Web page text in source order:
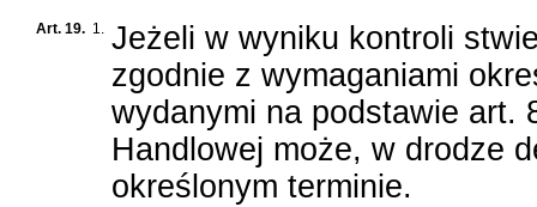
Art. 19. 1. Jeżeli w wyniku kontroli
zgodnie z wymaganiami
wydanymi na podstawie art.
Handlowej może, w drodze
określonym terminie.